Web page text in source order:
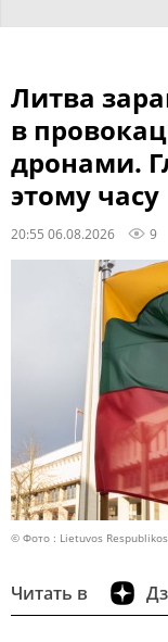
Литва
в
дронами.
этому часу
20:55 06.08.2026 9
© Фото : Lietuvos
Читать в